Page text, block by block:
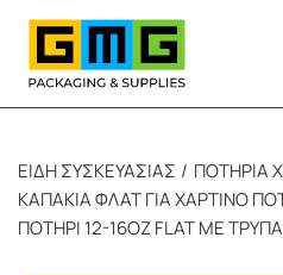
Skip to main content
ΕΙΔΗ ΣΥΣΚΕΥΑΣΙΑΣ
ΠΟΤΗΡΙΑ
ΚΑΠΑΚΙΑ ΦΛΑΤ ΓΙΑ ΧΑΡΤΙΝΟ
ΠΟΤΗΡΙ 12-16ΟΖ FLAT ΜΕ